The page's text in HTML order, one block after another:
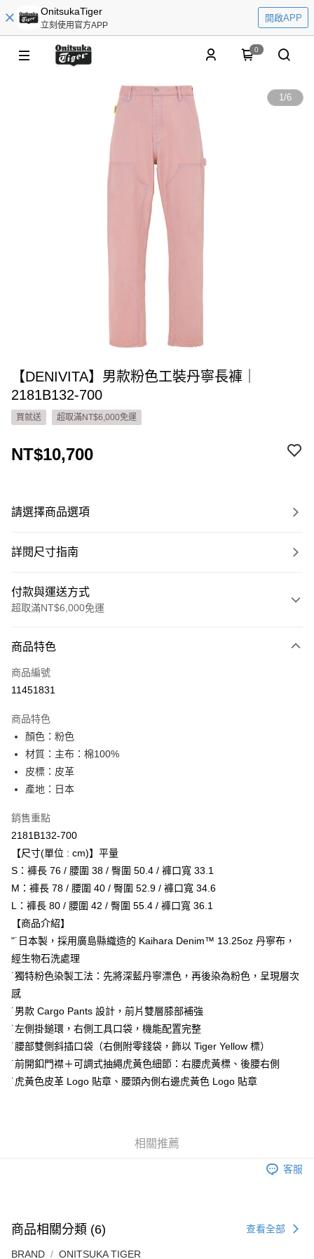
OnitsukaTiger
立刻使用官方APP
開啟APP
0
1/6
【DENIVITA】男款粉色工裝丹寧長褲｜
2181B132-700
買就送 超取滿NT$6,000免運
NT$10,700
請選擇商品選項
詳閱尺寸指南
付款與運送方式
超取滿NT$6,000免運
信用卡一次付款
超商取貨付款
Apple Pay
ATM付款
運送方式
全家取貨付款
每筆NT$80，滿NT$6,000(含以上)免運費
付款後全家取貨
萊爾富取貨付款
每筆NT$80，滿NT$6,000(含以上)免運費
付款後萊爾富取貨
每筆NT$80，滿NT$6,000(含以上)免運費
7-11取貨付款
每筆NT$80，滿NT$6,000(含以上)免運費
付款後7-11取貨
每筆NT$80，滿NT$6,000(含以上)免運費
宅配
商品特色
商品編號
11451831
商品特色
顏色：粉色
材質：主布：棉100%
皮標：皮革
產地：日本
銷售重點
2181B132-700
【尺寸(單位 : cm)】平量
S：褲長 76 / 腰圍 38 / 臀圍 50.4 / 褲口寬 33.1
M：褲長 78 / 腰圍 40 / 臀圍 52.9 / 褲口寬 34.6
L：褲長 80 / 腰圍 42 / 臀圍 55.4 / 褲口寬 36.1
【商品介紹】
"˙日本製，採用廣島縣織造的 Kaihara Denim™ 13.25oz 丹寧布，
經生物石洗處理
˙獨特粉色染製工法：先將深藍丹寧漂色，再後染為粉色，呈現層次
感
˙男款 Cargo Pants 設計，前片雙層膝部補強
˙左側掛鎚環，右側工具口袋，機能配置完整
˙腰部雙側斜插口袋（右側附零錢袋，飾以 Tiger Yellow 標）
˙前開釦門襟＋可調式抽繩虎黃色細節：右腰虎黃標、後腰右側
˙虎黃色皮革 Logo 貼章、腰頭內側右邊虎黃色 Logo 貼章
相關推薦
客服
商品相關分類 (6) 查看全部
BRAND ONITSUKA TIGER